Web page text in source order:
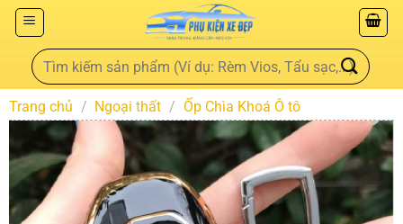
Trang chủ / Ngoại thất / Ốp Chìa Khoá Ô tô